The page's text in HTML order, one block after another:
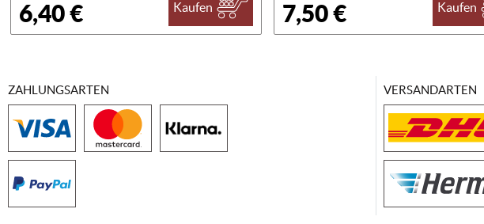
6,40 € Kaufen 7,50 € Kaufen
ZAHLUNGSARTEN VERSANDARTEN